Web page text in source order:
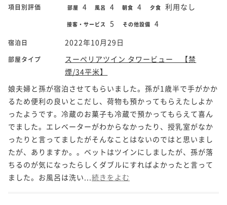
項目別評価 部屋 4 風呂 4 朝食 4 夕食 利用なし
接客・サービス 5 その他設備 4
宿泊日 2022年10月29日
部屋タイプ
スーペリアツイン タワービュー 【禁
煙/34平米】
娘夫婦と孫が宿泊させてもらいました。孫が1歳半で手がかか
るため便利の良いとこだし、荷物も預かってもらえたしよか
ったようです。冷蔵のお菓子も冷蔵で預かってもらえて喜ん
でました。エレベーターがわからなかったり、授乳室がなか
ったりと言ってましたがそんなことはないのではと思いまし
たが、ありますか。。ベットはツインにしましたが、孫が落
ちるのが気になったらしくダブルにすればよかったと言って
ました。お風呂は洗い... 続きをよむ